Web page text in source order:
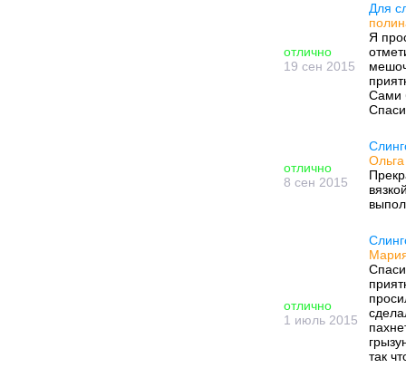
отлично
19 сен 2015
Для
Я
Сами
отлично
8 сен 2015
отлично
1 июль 2015
так